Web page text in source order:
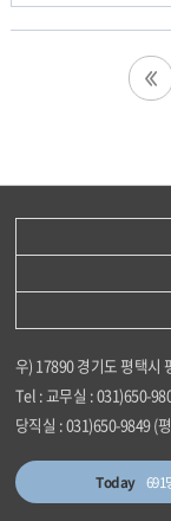
우) 17890 경기도 평택시
Tel : 교무실 : 031)650-
당직실 : 031)650-9849 (
Today 691